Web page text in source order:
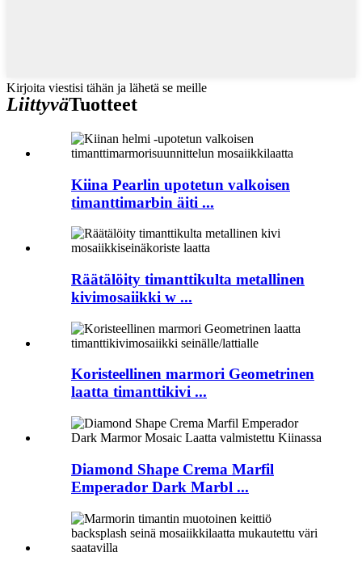
Kirjoita viestisi tähän ja lähetä se meille
LiittyväTuotteet
Kiina Pearlin upotetun valkoisen
timanttimarbin äiti ...
Räätälöity timanttikulta metallinen
kivimosaiikki w ...
Koristeellinen marmori Geometrinen
laatta timanttikivi ...
Diamond Shape Crema Marfil
Emperador Dark Marbl ...